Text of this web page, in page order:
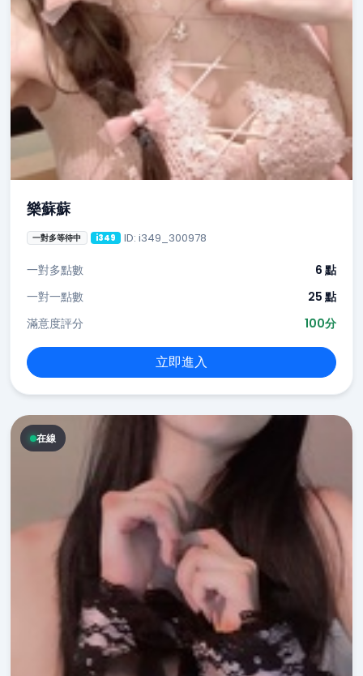
樂蘇蘇
一對多等待中 i349 ID: i349_300978
一對多點數
6 點
一對一點數
25 點
滿意度評分
100分
立即進入
在線